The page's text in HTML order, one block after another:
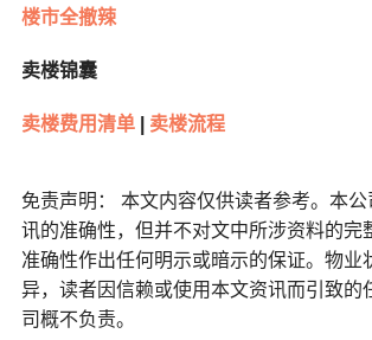
楼市全撤辣
卖楼锦囊
卖楼费用清单| 卖楼流程
免责声明： 本文内容仅供读者参考。本
讯的准确性，但并不对文中所涉资料的完
准确性作出任何明示或暗示的保证。物业
异，读者因信赖或使用本文资讯而引致的
司概不负责。